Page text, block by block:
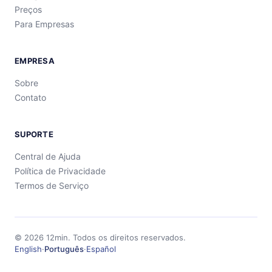
Preços
Para Empresas
EMPRESA
Sobre
Contato
SUPORTE
Central de Ajuda
Política de Privacidade
Termos de Serviço
© 2026 12min. Todos os direitos reservados.
English·Português·Español